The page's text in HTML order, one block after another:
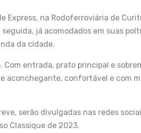
Express, na Rodoferroviária de
já acomodados em suas
da cidade.
entrada, prato principal e
aconchegante, confortável e com
serão divulgadas nas redes
Classique de 2023.